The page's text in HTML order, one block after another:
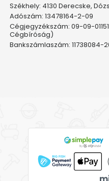
Székhely: 4130 Derecske,
Adószám: 13478164-2-09
Cégjegyzékszám: 09-09-
Cégbíróság)
Bankszámlaszám: 11738084-